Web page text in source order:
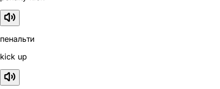
пенальти
kick up